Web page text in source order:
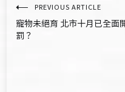
文
章
PREVIOUS ARTICLE
寵物未絕育 北市十月已全面
罰？